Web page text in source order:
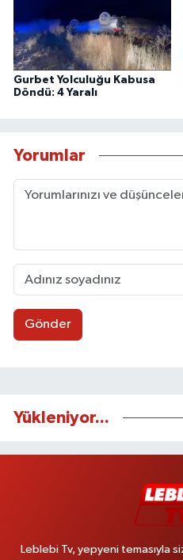
Gurbet Yolculuğu Kabusa
Döndü: 4 Yaralı
Yorumlar
Gönder
Yükleniyor...
Leblebi Tv, yepyeni temasıyla